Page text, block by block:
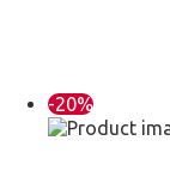
-20%